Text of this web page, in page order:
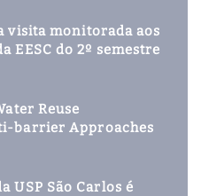
visita monitorada aos
EESC do 2º semestre
Reuse
barrier Approaches
USP São Carlos é